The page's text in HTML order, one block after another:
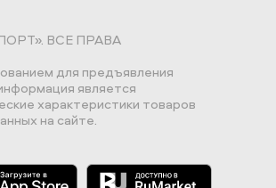
ВСЕ ПРАВА
для предъявления
является
характеристики товаров
на сайте.